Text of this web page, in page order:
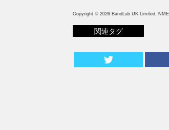
Copyright © 2026 BandLab UK Limited.
関連タグ